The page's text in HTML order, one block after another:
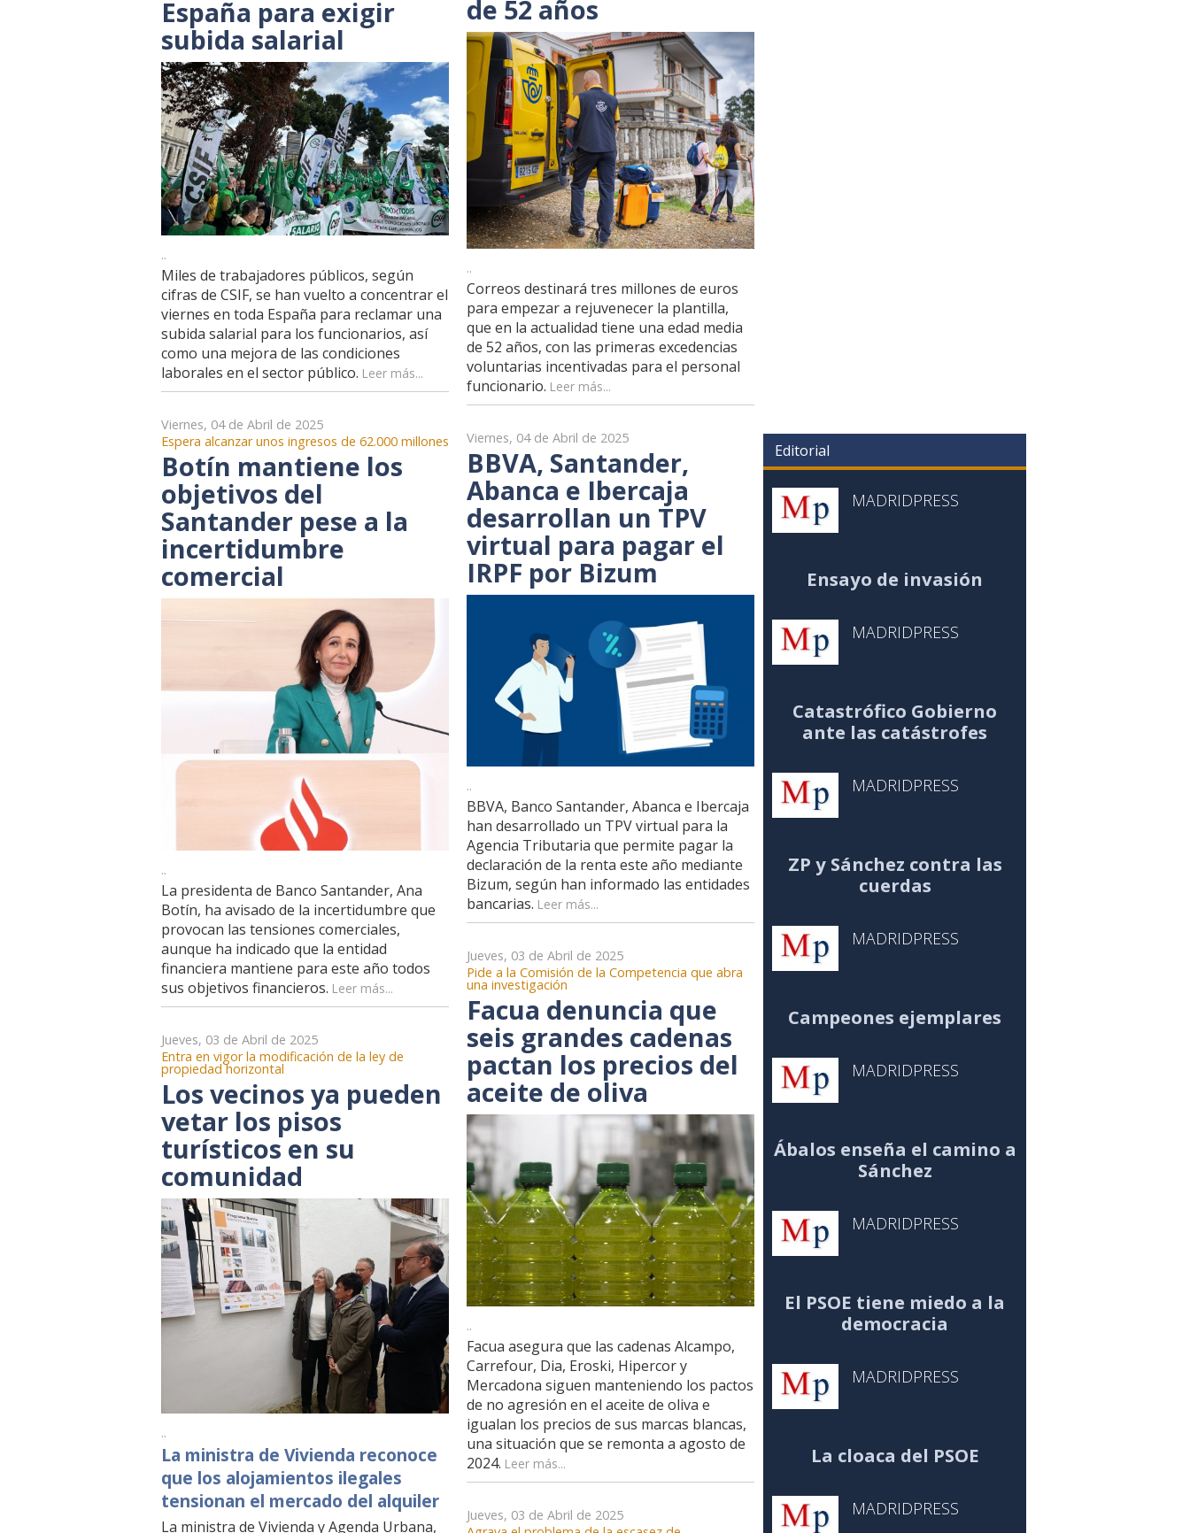
España para exigir
subida salarial
..
Miles de trabajadores públicos, según
cifras de CSIF, se han vuelto a concentrar el
viernes en toda España para reclamar una
subida salarial para los funcionarios, así
como una mejora de las condiciones
laborales en el sector público. Leer más...
Viernes, 04 de Abril de 2025
Espera alcanzar unos ingresos de 62.000 millones
Botín mantiene los
objetivos del
Santander pese a la
incertidumbre
comercial
..
La presidenta de Banco Santander, Ana
Botín, ha avisado de la incertidumbre que
provocan las tensiones comerciales,
aunque ha indicado que la entidad
financiera mantiene para este año todos
sus objetivos financieros. Leer más...
Jueves, 03 de Abril de 2025
Entra en vigor la modificación de la ley de
propiedad horizontal
Los vecinos ya pueden
vetar los pisos
turísticos en su
comunidad
..
La ministra de Vivienda reconoce
que los alojamientos ilegales
tensionan el mercado del alquiler
La ministra de Vivienda y Agenda Urbana,
de 52 años
..
Correos destinará tres millones de euros
para empezar a rejuvenecer la plantilla,
que en la actualidad tiene una edad media
de 52 años, con las primeras excedencias
voluntarias incentivadas para el personal
funcionario. Leer más...
Viernes, 04 de Abril de 2025
BBVA, Santander,
Abanca e Ibercaja
desarrollan un TPV
virtual para pagar el
IRPF por Bizum
..
BBVA, Banco Santander, Abanca e Ibercaja
han desarrollado un TPV virtual para la
Agencia Tributaria que permite pagar la
declaración de la renta este año mediante
Bizum, según han informado las entidades
bancarias. Leer más...
Jueves, 03 de Abril de 2025
Pide a la Comisión de la Competencia que abra
una investigación
Facua denuncia que
seis grandes cadenas
pactan los precios del
aceite de oliva
..
Facua asegura que las cadenas Alcampo,
Carrefour, Dia, Eroski, Hipercor y
Mercadona siguen manteniendo los pactos
de no agresión en el aceite de oliva e
igualan los precios de sus marcas blancas,
una situación que se remonta a agosto de
2024. Leer más...
Jueves, 03 de Abril de 2025
Editorial
MADRIDPRESS
Ensayo de invasión
MADRIDPRESS
Catastrófico Gobierno
ante las catástrofes
MADRIDPRESS
ZP y Sánchez contra las
cuerdas
MADRIDPRESS
Campeones ejemplares
MADRIDPRESS
Ábalos enseña el camino a
Sánchez
MADRIDPRESS
El PSOE tiene miedo a la
democracia
MADRIDPRESS
La cloaca del PSOE
MADRIDPRESS